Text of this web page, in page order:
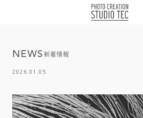
NEWS 新着情報
2026.01.05